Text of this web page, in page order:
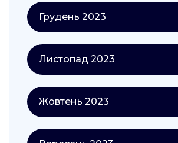
Грудень 2023
Листопад 2023
Жовтень 2023